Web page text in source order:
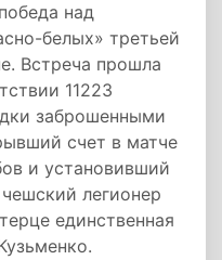
над
белых» третьей
Встреча прошла
11223
заброшенными
счет в матче
и установивший
легионер
единственная